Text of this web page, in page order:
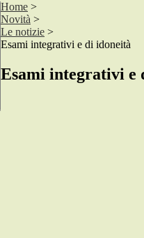
Home >
Novità >
Le notizie >
Esami integrativi e di idoneità
Esami integrativi e